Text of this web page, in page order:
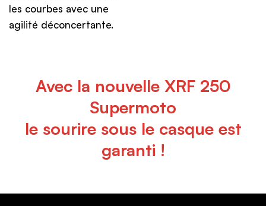
les courbes avec une
agilité déconcertante.
Avec la nouvelle XRF 250
Supermoto
le sourire sous le casque est
garanti !